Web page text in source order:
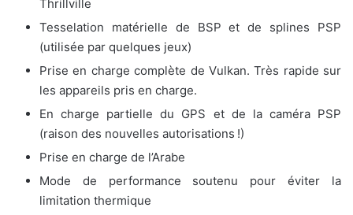
Thrillville
Tesselation matérielle de BSP et de splines PSP
(utilisée par quelques jeux)
Prise en charge complète de Vulkan. Très rapide sur
les appareils pris en charge.
En charge partielle du GPS et de la caméra PSP
(raison des nouvelles autorisations !)
Prise en charge de l’Arabe
Mode de performance soutenu pour éviter la
limitation thermique